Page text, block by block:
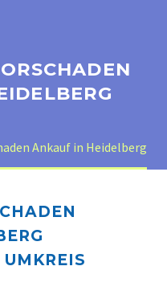
Ankauf in Heidelberg